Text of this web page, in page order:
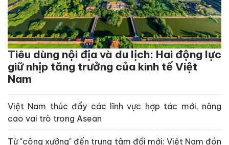
Tiêu dùng nội địa và du lịch: Hai động lực
giữ nhịp tăng trưởng của kinh tế Việt
Nam
Việt Nam thúc đẩy các lĩnh vực hợp tác mới, nâng
cao vai trò trong Asean
Từ "công xưởng" đến trung tâm đổi mới: Việt Nam đón